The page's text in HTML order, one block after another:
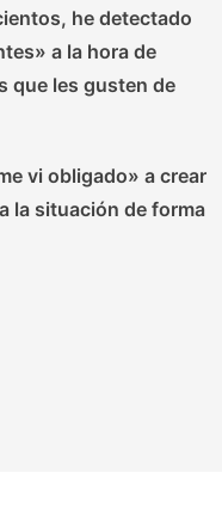
he detectado
a la hora de
que les gusten de
vi obligado» a crear
la situación de forma